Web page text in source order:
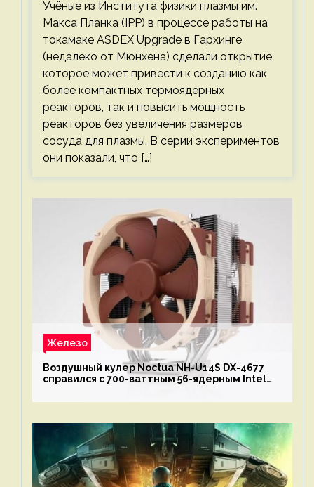
Учёные из Института физики плазмы им.
Макса Планка (IPP) в процессе работы на
токамаке ASDEX Upgrade в Гархинге
(недалеко от Мюнхена) сделали открытие,
которое может привести к созданию как
более компактных термоядерных
реакторов, так и повысить мощность
реакторов без увеличения размеров
сосуда для плазмы. В серии экспериментов
они показали, что […]
Железо
Воздушный кулер Noctua NH-U14S DX-4677
справился с 700-ваттным 56-ядерным Intel